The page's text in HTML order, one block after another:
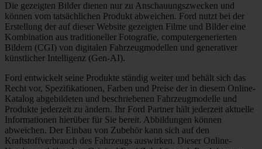
Die gezeigten Bilder dienen nur zu Anschauungszwecken und
können vom tatsächlichen Produkt abweichen. Ford nutzt bei der
Erstellung der auf dieser Website gezeigten Filme und Bilder eine
Kombination aus traditioneller Fotografie, computergenerierten
Bildern (CGI) von digitalen Fahrzeugmodellen und generativer
künstlicher Intelligenz (Gen-AI).
Ford entwickelt seine Produkte ständig weiter und behält sich das
Recht vor, Spezifikationen, Farben und Preise der in diesem Online-
Katalog abgebildeten und beschriebenen Fahrzeugmodelle und
Produkte jederzeit zu ändern. Ihr Ford Partner hält jederzeit aktuelle
Informationen hierüber für Sie bereit. Abbildungen können
abweichen. Der Einbau von Zubehör kann sich auf den
Kraftstoffverbrauch des Fahrzeugs auswirken. Dieser Online-